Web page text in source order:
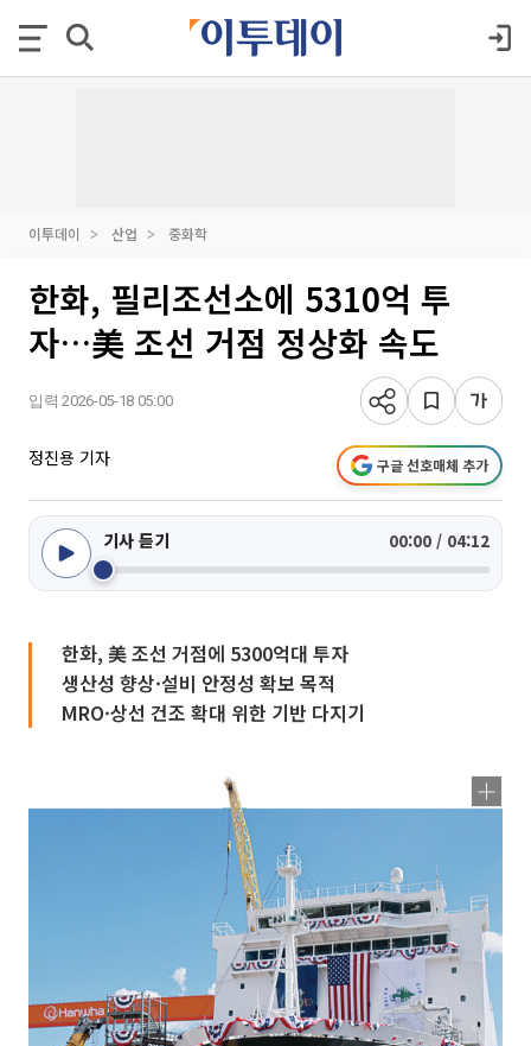
이투데이 산업 중화학
한화, 필리조선소에 5310억 투
자…美 조선 거점 정상화 속도
입력 2026-05-18 05:00
정진용 기자 구글 선호매체 추가
기사 듣기 00:00 / 04:12
한화, 美 조선 거점에 5300억대 투자
생산성 향상·설비 안정성 확보 목적
MRO·상선 건조 확대 위한 기반 다지기